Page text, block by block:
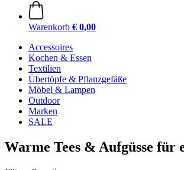
Warenkorb € 0,00
Accessoires
Kochen & Essen
Textilien
Übertöpfe & Pflanzgefäße
Möbel & Lampen
Outdoor
Marken
SALE
Warme Tees & Aufgüsse für